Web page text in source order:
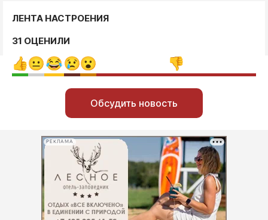
ЛЕНТА НАСТРОЕНИЯ
31 ОЦЕНИЛИ
Обсудить новость
РЕКЛАМА